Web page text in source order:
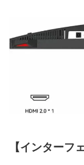
【インターフ